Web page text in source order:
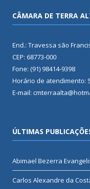
CÂMARA DE TERRA
End.: Travessa são
CEP: 68773-000
Fone: (91) 98414-9398
Horário de atendimento:
E-mail:
ÚLTIMAS
Abimael Bezerra
Carlos Alexandre da